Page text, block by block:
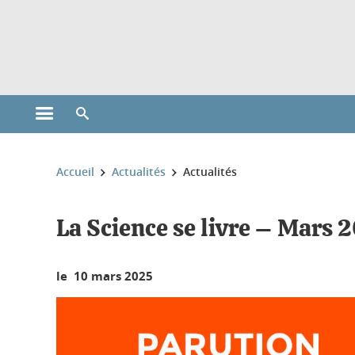
Ouvrir le menu principal
Vous êtes ici :
Accueil Actualités Actualités
La Science se livre – Mars
le 10 mars 2025